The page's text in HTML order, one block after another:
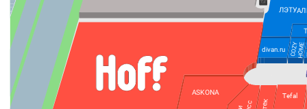
ASKONA Tefal
divan.ru COZYHOME